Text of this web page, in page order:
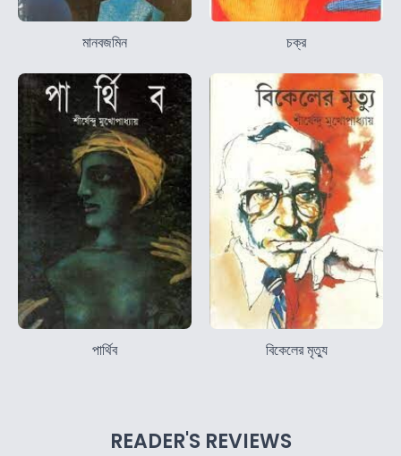
মানবজমিন চক্র
পার্থিব বিকেলের মৃত্যু
READER'S REVIEWS